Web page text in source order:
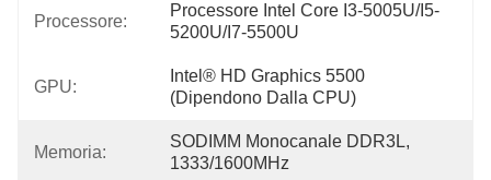
Processore:
Processore Intel Core I3-5005U/i5-
5200U/i7-5500U
GPU:
Intel® HD Graphics 5500
(dipendono Dalla CPU)
Memoria:
SODIMM Monocanale DDR3L,
1333/1600MHz